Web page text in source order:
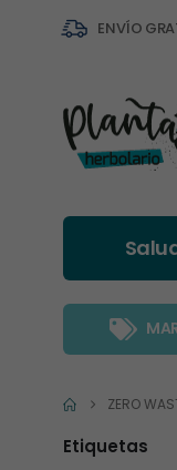
ENVÍO
ZERO
Etiquetas